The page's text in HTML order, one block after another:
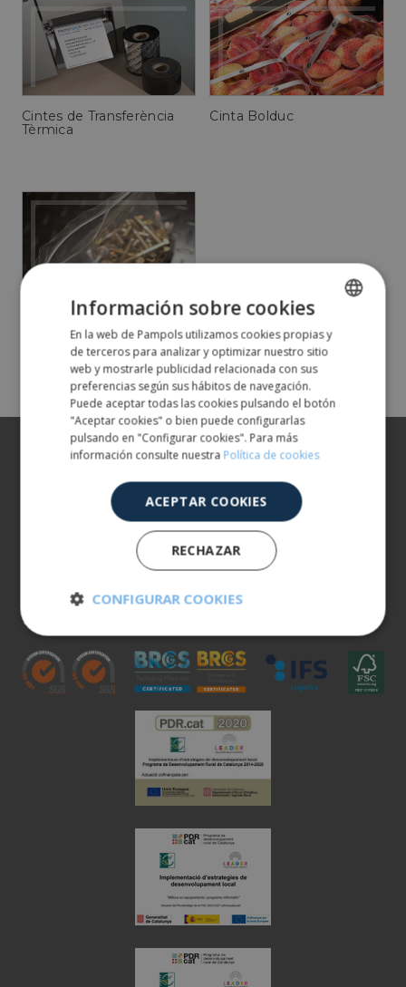
Cintes de Transferència
Tèrmica
Cinta Bolduc
Bosses amb
Sobre nosaltres
Els nostres productes
Més informació
ATENCIÓ AL CLIENT
900 401 777
973 190 161
SPANISH
ENGLISH
Información sobre cookies
En la web de Pampols utilizamos cookies propias y
de terceros para analizar y optimizar nuestro sitio
web y mostrarle publicidad relacionada con sus
preferencias según sus hábitos de navegación.
Puede aceptar todas las cookies pulsando el botón
"Aceptar cookies" o bien puede configurarlas
pulsando en "Configurar cookies". Para más
información consulte nuestra Política de cookies
ACEPTAR COOKIES
RECHAZAR
CONFIGURAR COOKIES
Cookies
estrictamente
necesarias
Cookies de
rendimiento
Cookies de
preferencias
Cookies de
funcionalidad
Cookies estrictamente necesarias
Cookies de rendimiento